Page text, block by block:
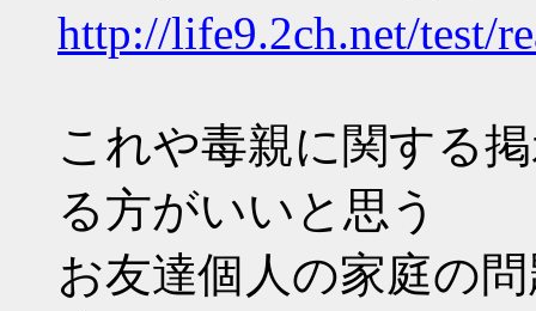
http://life9.2ch.net/test/
これや毒親に関する
る方がいいと思う
お友達個人の家庭の